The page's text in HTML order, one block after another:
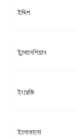
ইদ্দিশ
ইন্দোনেশিয়ান
ইংরেজি
ইলোকানো